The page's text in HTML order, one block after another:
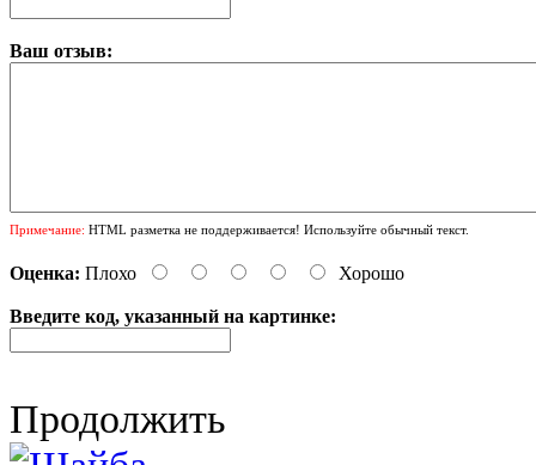
Ваш отзыв:
Примечание: HTML разметка не поддерживается! Используйте обычный текст.
Оценка: Плохо Хорошо
Введите код, указанный на картинке:
Продолжить